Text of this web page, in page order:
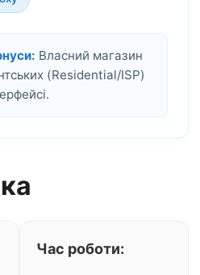
Власний магазин
(Residential/ISP)
Час роботи: